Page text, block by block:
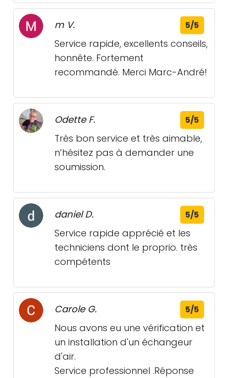
m V. 5/5
Service rapide, excellents conseils,
honnête. Fortement
recommandé. Merci Marc-André!
Odette F. 5/5
Très bon service et très aimable,
n’hésitez pas à demander une
soumission.
daniel D. 5/5
Service rapide apprécié et les
techniciens dont le proprio. très
compétents
Carole G. 5/5
Nous avons eu une vérification et
un installation d'un échangeur
d'air.
Service professionnel .Réponse